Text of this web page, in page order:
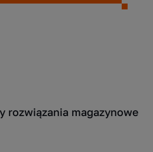
rozwiązania magazynowe